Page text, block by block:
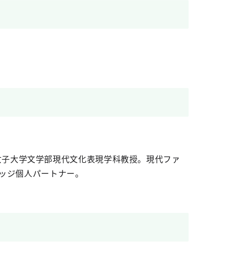
大学文学部現代文化表現学科教授。現代ファ
個人パートナー。